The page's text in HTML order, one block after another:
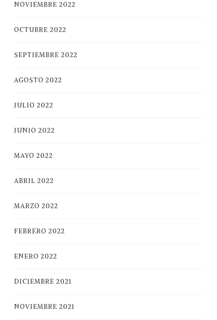
NOVIEMBRE 2022
OCTUBRE 2022
SEPTIEMBRE 2022
AGOSTO 2022
JULIO 2022
JUNIO 2022
MAYO 2022
ABRIL 2022
MARZO 2022
FEBRERO 2022
ENERO 2022
DICIEMBRE 2021
NOVIEMBRE 2021